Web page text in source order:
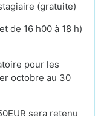
(gratuite)
de 16 h00 à 18 h)
pour les
octobre au 30
sera retenu